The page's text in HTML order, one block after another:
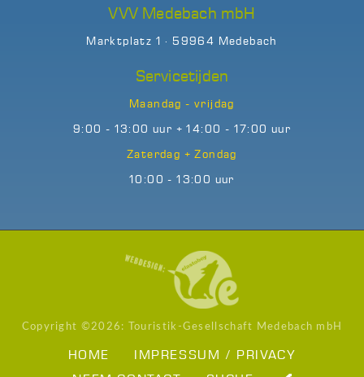
VVV Medebach mbH
Marktplatz 1 · 59964 Medebach
Servicetijden
Maandag - vrijdag
9:00 - 13:00 uur + 14:00 - 17:00 uur
Zaterdag + Zondag
10:00 - 13:00 uur
Copyright ©2026: Touristik-Gesellschaft Medebach mbH
HOME
IMPRESSUM / PRIVACY